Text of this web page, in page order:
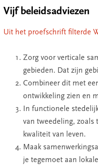
Vijf beleidsadviezen
Uit het proefschrift filterde
Zorg voor verticale
gebieden. Dat zijn
Combineer dit met
ontwikkeling zien en
In functionele
van tweedeling, zoals
kwaliteit van leven.
Maak
je tegemoet aan